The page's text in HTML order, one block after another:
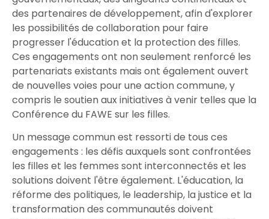
des partenaires de développement, afin d'explorer
les possibilités de collaboration pour faire
progresser l'éducation et la protection des filles.
Ces engagements ont non seulement renforcé les
partenariats existants mais ont également ouvert
de nouvelles voies pour une action commune, y
compris le soutien aux initiatives à venir telles que la
Conférence du FAWE sur les filles.
Un message commun est ressorti de tous ces
engagements : les défis auxquels sont confrontées
les filles et les femmes sont interconnectés et les
solutions doivent l'être également. L'éducation, la
réforme des politiques, le leadership, la justice et la
transformation des communautés doivent